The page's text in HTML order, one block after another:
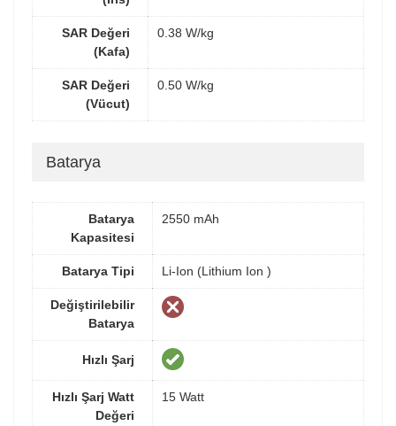
SAR Değeri
(Kafa)
0.38 W/kg
SAR Değeri
(Vücut)
0.50 W/kg
Batarya
Batarya
Kapasitesi
2550 mAh
Batarya Tipi Li-Ion (Lithium Ion )
Değiştirilebilir
Batarya
Hızlı Şarj
Hızlı Şarj Watt
Değeri
15 Watt